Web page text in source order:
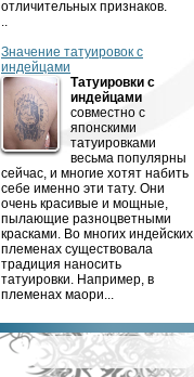
отличительных признаков.
..
Значение татуировок с
индейцами
Татуировки с
индейцами
совместно с
японскими
татуировками
весьма популярны
сейчас, и многие хотят набить
себе именно эти тату. Они
очень красивые и мощные,
пылающие разноцветными
красками. Во многих индейских
племенах существовала
традиция наносить
татуировки. Например, в
племенах маори...